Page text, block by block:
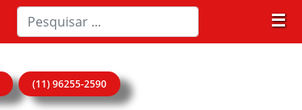
☰
(11) 96255-2590